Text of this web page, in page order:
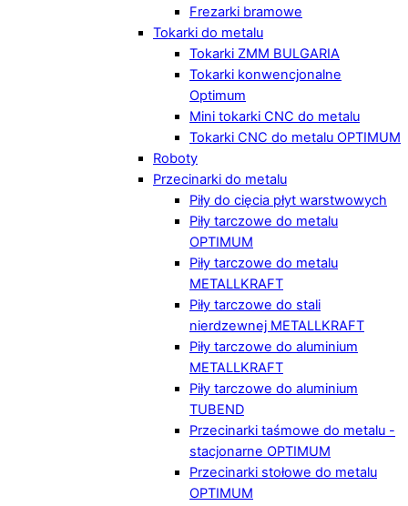
Frezarki bramowe
Tokarki do metalu
Tokarki ZMM BULGARIA
Tokarki konwencjonalne
Optimum
Mini tokarki CNC do metalu
Tokarki CNC do metalu OPTIMUM
Roboty
Przecinarki do metalu
Piły do cięcia płyt warstwowych
Piły tarczowe do metalu
OPTIMUM
Piły tarczowe do metalu
METALLKRAFT
Piły tarczowe do stali
nierdzewnej METALLKRAFT
Piły tarczowe do aluminium
METALLKRAFT
Piły tarczowe do aluminium
TUBEND
Przecinarki taśmowe do metalu -
stacjonarne OPTIMUM
Przecinarki stołowe do metalu
OPTIMUM